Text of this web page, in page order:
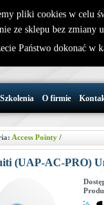
32 721 86
Szkolenia O firmie
Access Pointy/
(UAP-AC-PRO)
pliki cookies w celu
ze sklepu bez zmiany
Państwo dokonać w